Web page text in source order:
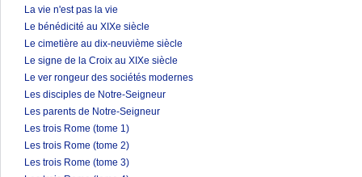
La vie n'est pas la vie
Le bénédicité au XIXe siècle
Le cimetière au dix-neuvième siècle
Le signe de la Croix au XIXe siècle
Le ver rongeur des sociétés modernes
Les disciples de Notre-Seigneur
Les parents de Notre-Seigneur
Les trois Rome (tome 1)
Les trois Rome (tome 2)
Les trois Rome (tome 3)